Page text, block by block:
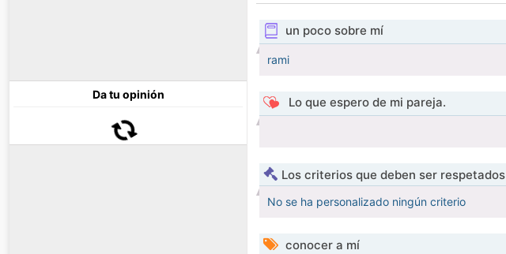
Da tu opinión
un poco sobre mí
rami
Lo que espero de mi pareja.
Los criterios que deben ser respetados
No se ha personalizado ningún criterio
conocer a mí